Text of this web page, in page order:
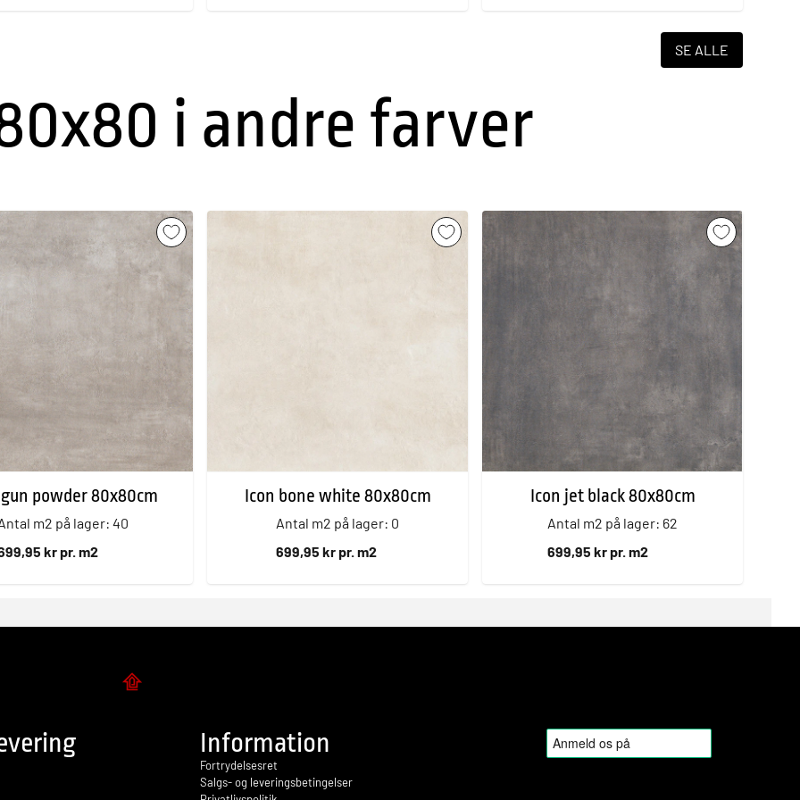
SE ALLE
i andre farver
powder 80x80cm
m2 på lager: 40
kr pr. m2
Icon bone white 80x80cm
Antal m2 på lager: 0
699,95 kr pr. m2
Icon jet black 80x80cm
Antal m2 på lager: 62
699,95 kr pr. m2
Information
Fortrydelsesret
Salgs- og leveringsbetingelser